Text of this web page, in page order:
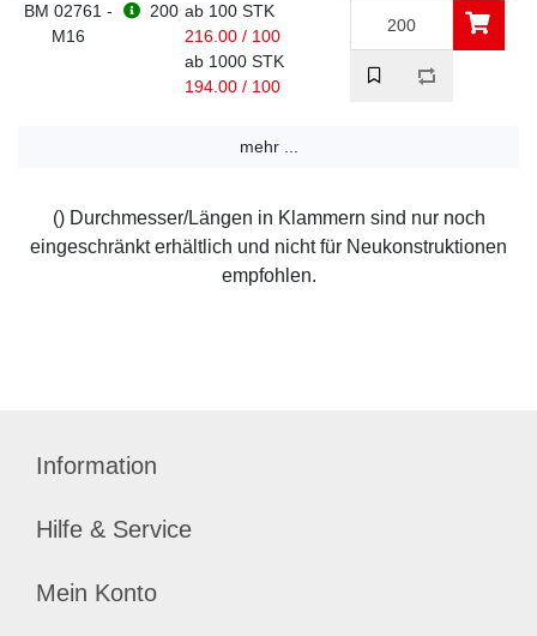
BM 02761 -
M16
200 ab 100 STK
216.00 / 100
ab 1000 STK
194.00 / 100
mehr ...
() Durchmesser/Längen in Klammern sind nur noch
eingeschränkt erhältlich und nicht für Neukonstruktionen
empfohlen.
Information
Hilfe & Service
Mein Konto